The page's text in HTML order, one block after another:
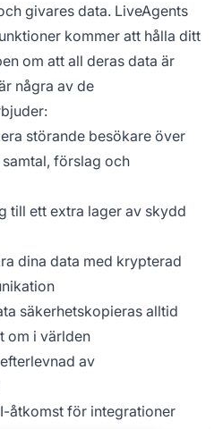
givares data. LiveAgents
kommer att hålla ditt
om att all deras data är
några av de
störande besökare över
förslag och
till ett extra lager av skydd
dina data med krypterad
säkerhetskopieras alltid
om i världen
av
åtkomst för integrationer